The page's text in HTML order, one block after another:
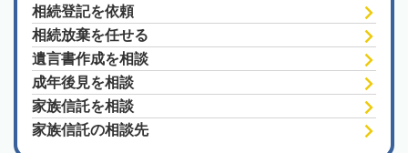
相続登記を依頼
相続放棄を任せる
遺言書作成を相談
成年後見を相談
家族信託を相談
家族信託の相談先